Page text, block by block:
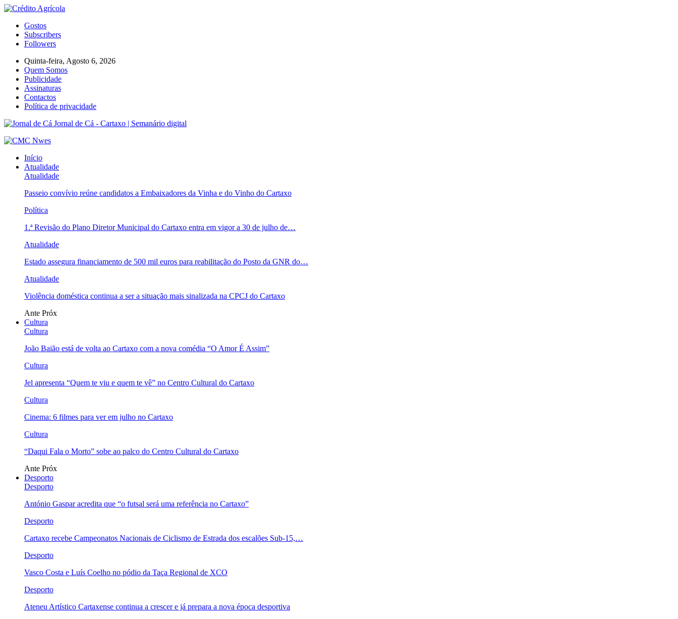
Gostos
Subscribers
Followers
Quinta-feira, Agosto 6, 2026
Quem Somos
Publicidade
Assinaturas
Contactos
Política de privacidade
Jornal de Cá - Cartaxo | Semanário digital
Início
Atualidade
Atualidade
Passeio convívio reúne candidatos a Embaixadores da Vinha e do Vinho do Cartaxo
Política
1.ª Revisão do Plano Diretor Municipal do Cartaxo entra em vigor a 30 de julho de…
Atualidade
Estado assegura financiamento de 500 mil euros para reabilitação do Posto da GNR do…
Atualidade
Violência doméstica continua a ser a situação mais sinalizada na CPCJ do Cartaxo
Ante Próx
Cultura
Cultura
João Baião está de volta ao Cartaxo com a nova comédia “O Amor É Assim”
Cultura
Jel apresenta “Quem te viu e quem te vê” no Centro Cultural do Cartaxo
Cultura
Cinema: 6 filmes para ver em julho no Cartaxo
Cultura
“Daqui Fala o Morto” sobe ao palco do Centro Cultural do Cartaxo
Ante Próx
Desporto
Desporto
António Gaspar acredita que “o futsal será uma referência no Cartaxo”
Desporto
Cartaxo recebe Campeonatos Nacionais de Ciclismo de Estrada dos escalões Sub-15,…
Desporto
Vasco Costa e Luís Coelho no pódio da Taça Regional de XCO
Desporto
Ateneu Artístico Cartaxense continua a crescer e já prepara a nova época desportiva